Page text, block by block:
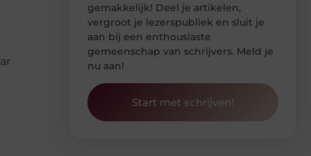
gemakkelijk! Deel je artikelen,
vergroot je lezerspubliek en sluit je
aan bij een enthousiaste
gemeenschap van schrijvers. Meld je
nu aan!
Start met schrijven!